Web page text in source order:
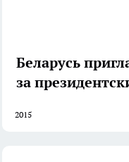
Беларусь
за
2015